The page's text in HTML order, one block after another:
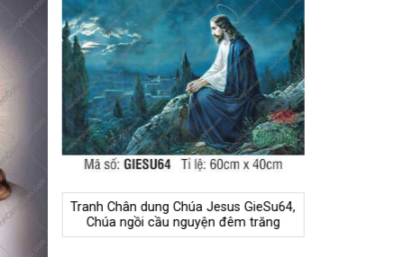
Tranh Chân dung Chúa Jesus GieSu64,
Chúa ngồi cầu nguyện đêm trăng